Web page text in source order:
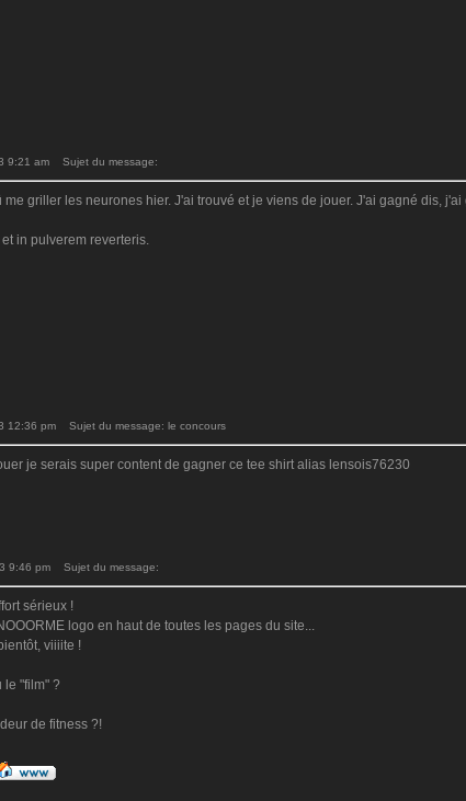
9:21 am Sujet du message:
griller les neurones hier. J'ai trouvé et je viens de jouer. J'ai gagné dis, j'ai
in pulverem reverteris.
12:36 pm Sujet du message: le concours
je serais super content de gagner ce tee shirt alias lensois76230
9:46 pm Sujet du message:
sérieux !
logo en haut de toutes les pages du site...
viiiite !
le "film" ?
de fitness ?!